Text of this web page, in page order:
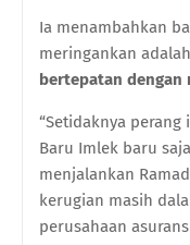
Ia menambahkan
meringankan adalah
bertepatan dengan
“Setidaknya
Baru Imlek baru
menjalankan
kerugian masih
perusahaan